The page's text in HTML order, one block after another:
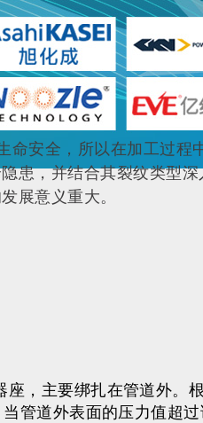
命安全，所以在加工过程
患，并结合其裂纹类型
展意义重大。
，主要绑扎在管道外。
管道外表面的压力值超